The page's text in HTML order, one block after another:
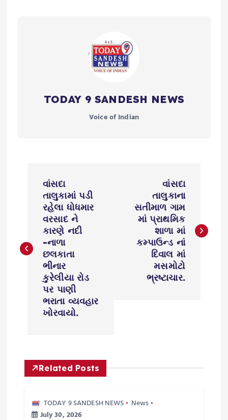
TODAY 9 SANDESH NEWS
Voice of Indian
t
g
વાંસદા
તાલુકામાં પડી
રહેલા ધોધમાર
વરસાદ ને
કારણે નદી
-નાળા
છલકાતા
ભીનાર
કુરેલીયા રોડ
પર પાણી
ભરાતા વ્યવહાર
ખોરવાયો.
વાંસદા
તાલુકાના
સતીમાળ ગામ
માં પ્રાથમિક
શાળા માં
કમ્પાઉન્ડ નાં
દિવાલ માં
મસમોટો
ભ્રષ્ટાચાર.
Related Posts
TODAY 9 SANDESH NEWS
News
July 30, 2026